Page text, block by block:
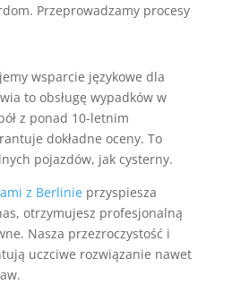
Przeprowadzamy procesy
wsparcie językowe dla
to obsługę wypadków w
z ponad 10-letnim
dokładne oceny. To
pojazdów, jak cysterny.
z Berlinieprzyspiesza
otrzymujesz profesjonalną
Nasza przezroczystość i
uczciwe rozwiązanie nawet